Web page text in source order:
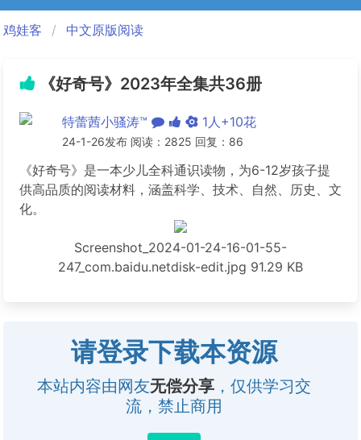
鸡娃客 中文原版阅读
《好奇号》2023年全集共36册
特蕾茜小骚涛™ 1人+10花
24-1-26发布 阅读：2825 回复：86
《好奇号》是一本少儿全科通识读物，为6-12岁孩子提
供高品质的阅读材料，涵盖科学、技术、自然、历史、文
化。
Screenshot_2024-01-24-16-01-55-
247_com.baidu.netdisk-edit.jpg 91.29 KB
请登录下载本资源
本站内容由网友无偿分享 ，仅供学习交
流，禁止商用